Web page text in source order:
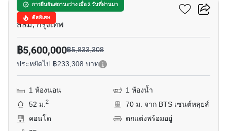
การยืนยันสถานะว่าง เมื่อ 2 วันที่ผ่านมา
ดีลพิเศษ
สีลม สวีท คอนโดมิเนียม
สีลม, กรุงเทพ
฿5,600,000฿5,833,308
ประหยัดไป ฿233,308 บาท
1 ห้องนอน
1 ห้องน้ำ
52 ม.2
70 ม. จาก BTS เซนต์หลุยส์
คอนโด
ตกแต่งพร้อมอยู่